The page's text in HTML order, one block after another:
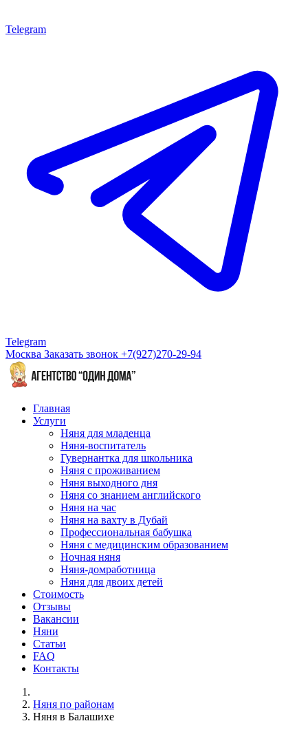
Telegram
Telegram
Москва Заказать звонок +7(927)270-29-94
Главная
Услуги
Няня для младенца
Няня-воспитатель
Гувернантка для школьника
Няня с проживанием
Няня выходного дня
Няня со знанием английского
Няня на час
Няня на вахту в Дубай
Профессиональная бабушка
Няня с медицинским образованием
Ночная няня
Няня-домработница
Няня для двоих детей
Стоимость
Отзывы
Вакансии
Няни
Статьи
FAQ
Контакты
Няня по районам
Няня в Балашихе